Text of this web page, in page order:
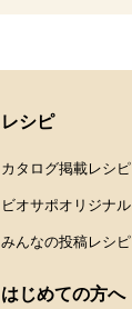
レシピ
カタログ掲載レシピ
ビオサポオリジナ
みんなの投稿レシピ
はじめての方へ